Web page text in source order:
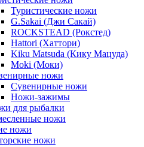
Туристические ножи
G.Sakai (Джи Сакай)
ROCKSTEAD (Рокстед)
Hattori (Хаттори)
Kiku Matsuda (Кику Мацуда)
Moki (Моки)
ножи
Сувенирные ножи
Ножи-зажимы
для рыбалки
ножи
ножи
ножи